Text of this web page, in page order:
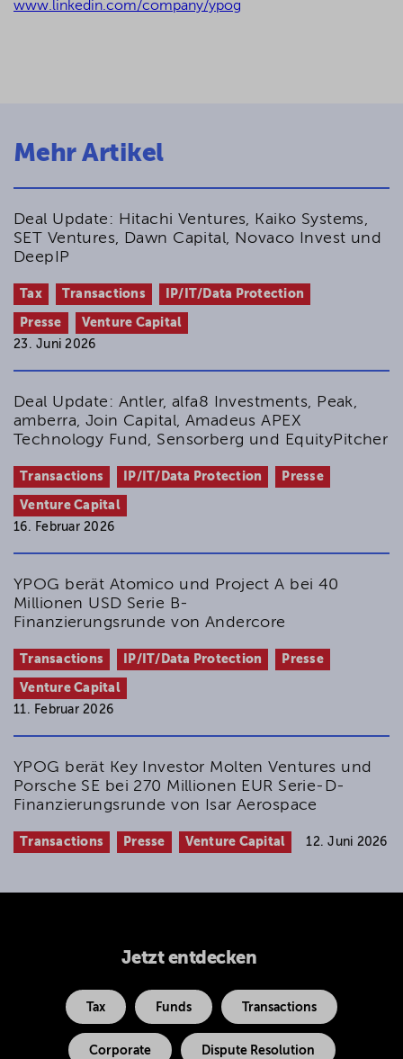
www.linkedin.com/company/ypog
Mehr Artikel
Deal Update: Hitachi Ventures, Kaiko Systems,
SET Ventures, Dawn Capital, Novaco Invest und
DeepIP
Tax Transactions IP/IT/Data Protection
Presse
Venture Capital
23. Juni 2026
Deal Update: Antler, alfa8 Investments, Peak,
amberra, Join Capital, Amadeus APEX
Technology Fund, Sensorberg und EquityPitcher
Transactions IP/IT/Data Protection Presse
Venture Capital
16. Februar 2026
YPOG berät Atomico und Project A bei 40
Millionen USD Serie B-
Finanzierungsrunde von Andercore
Transactions IP/IT/Data Protection Presse
Venture Capital
11. Februar 2026
YPOG berät Key Investor Molten Ventures und
Porsche SE bei 270 Millionen EUR Serie-D-
Finanzierungsrunde von Isar Aerospace
Transactions Presse Venture Capital 12. Juni 2026
Jetzt entdecken
Tax Funds Transactions
Corporate Dispute Resolution